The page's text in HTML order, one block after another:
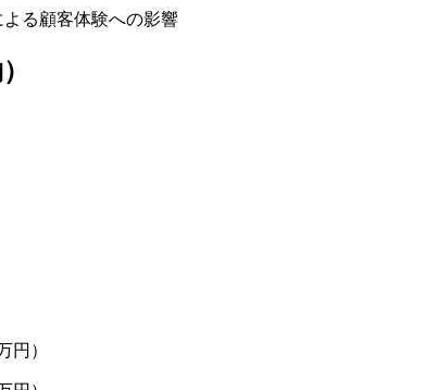
る顧客体験への影響
円）